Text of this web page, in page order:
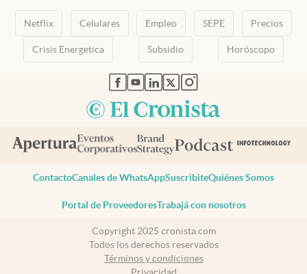
Netflix Celulares Empleo SEPE Precios
Crisis Energetica Subsidio Horóscopo
abre en nueva pestaña
abre en nueva pestaña
abre en nueva pestaña
abre en nueva pestaña
abre en nueva pestaña
ContactoCanales de WhatsAppSuscribiteQuiénes Somos
Portal de ProveedoresTrabajá con nosotros
Copyright 2025 cronista.com
Todos los derechos reservados
Términos y condiciones